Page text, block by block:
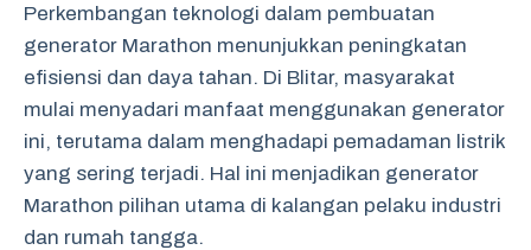
Perkembangan teknologi dalam pembuatan
generator Marathon menunjukkan peningkatan
efisiensi dan daya tahan. Di Blitar, masyarakat
mulai menyadari manfaat menggunakan generator
ini, terutama dalam menghadapi pemadaman listrik
yang sering terjadi. Hal ini menjadikan generator
Marathon pilihan utama di kalangan pelaku industri
dan rumah tangga.